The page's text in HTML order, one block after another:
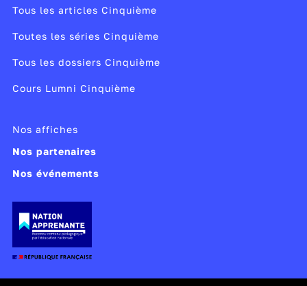
Tous les articles Cinquième
Toutes les séries Cinquième
Tous les dossiers Cinquième
Cours Lumni Cinquième
Nos affiches
Nos partenaires
Nos événements